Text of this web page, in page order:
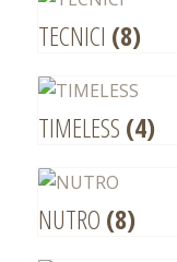
TECNICI (8)
TIMELESS (4)
NUTRO (8)